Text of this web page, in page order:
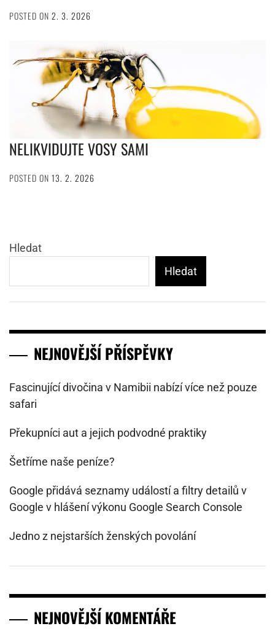
POSTED ON 2. 3. 2026
NELIKVIDUJTE VOSY SAMI
POSTED ON 13. 2. 2026
Hledat
Hledat
NEJNOVĚJŠÍ PŘÍSPĚVKY
Fascinující divočina v Namibii nabízí více než pouze
safari
Překupníci aut a jejich podvodné praktiky
Šetříme naše peníze?
Google přidává seznamy událostí a filtry detailů v
Google v hlášení výkonu Google Search Console
Jedno z nejstarších ženských povolání
NEJNOVĚJŠÍ KOMENTÁŘE